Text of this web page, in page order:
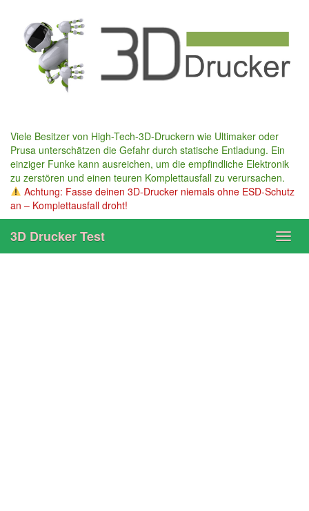
content
Viele Besitzer von High-Tech-3D-Druckern wie Ultimaker oder
Prusa unterschätzen die Gefahr durch statische Entladung. Ein
einziger Funke kann ausreichen, um die empfindliche Elektronik
zu zerstören und einen teuren Komplettausfall zu verursachen.
Achtung: Fasse deinen 3D-Drucker niemals ohne ESD-Schutz
an – Komplettausfall droht!
3D Drucker Test